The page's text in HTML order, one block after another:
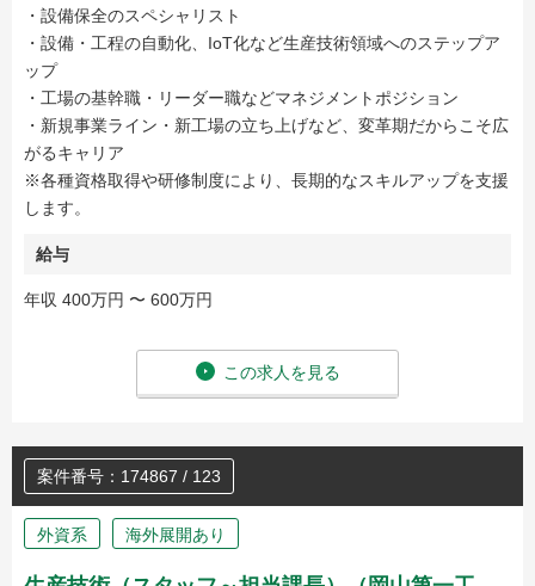
・設備保全のスペシャリスト
・設備・工程の自動化、IoT化など生産技術領域へのステップア
ップ
・工場の基幹職・リーダー職などマネジメントポジション
・新規事業ライン・新工場の立ち上げなど、変革期だからこそ広
がるキャリア
※各種資格取得や研修制度により、長期的なスキルアップを支援
します。
給与
年収 400万円 〜 600万円
この求人を見る
案件番号：174867 / 123
外資系 海外展開あり